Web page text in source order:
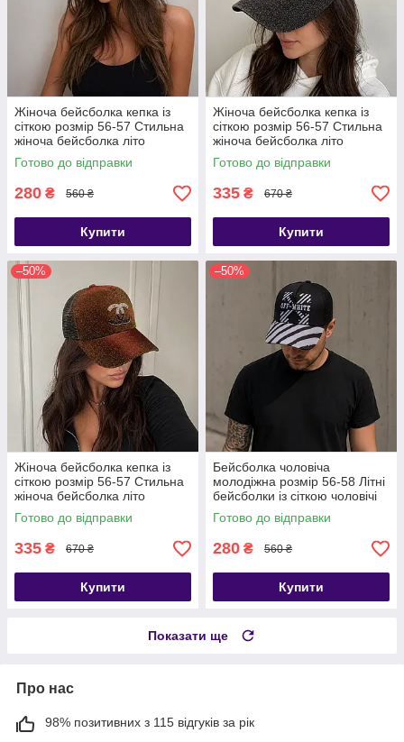
Жіноча бейсболка кепка із
сіткою розмір 56-57 Стильна
жіноча бейсболка літо
Готово до відправки
280 ₴ 560 ₴
Купити
Жіноча бейсболка кепка із
сіткою розмір 56-57 Стильна
жіноча бейсболка літо
Готово до відправки
335 ₴ 670 ₴
Купити
–50%
Жіноча бейсболка кепка із
сіткою розмір 56-57 Стильна
жіноча бейсболка літо
Готово до відправки
335 ₴ 670 ₴
Купити
–50%
Бейсболка чоловіча
молодіжна розмір 56-58 Літні
бейсболки із сіткою чоловічі
Готово до відправки
280 ₴ 560 ₴
Купити
Показати ще
Про нас
98% позитивних з 115 відгуків за рік